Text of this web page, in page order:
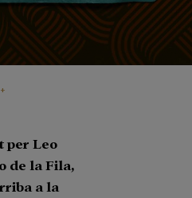
per Leo
de la Fila,
a la